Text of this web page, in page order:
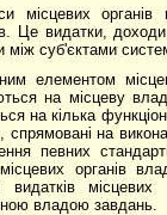
місцевих
Це видатки,
між суб'єктами
елементом
на місцеву
на кілька
спрямовані на
певних
органів
видатків
владою завдань.